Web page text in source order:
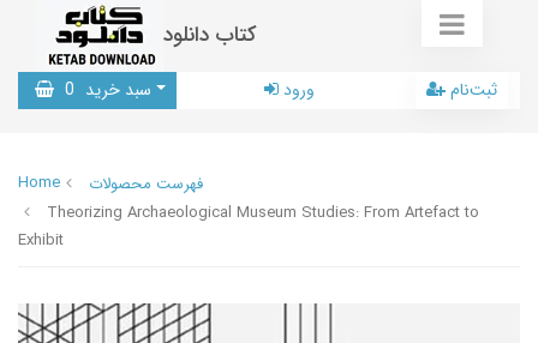
کتاب دانلود
سبد خرید 0 ورود ثبت‌نام
Home
فهرست محصولات
Theorizing Archaeological Museum Studies: From Artefact to
Exhibit